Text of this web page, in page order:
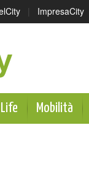
| ImpresaCity
Mobilità